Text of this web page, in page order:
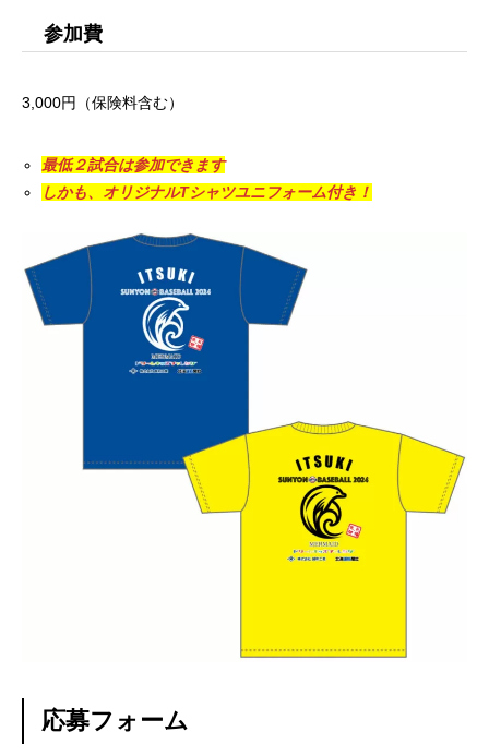
参加費
3,000円（保険料含む）
最低２試合は参加できます
しかも、オリジナルTシャツユニフォーム付き！
応募フォーム